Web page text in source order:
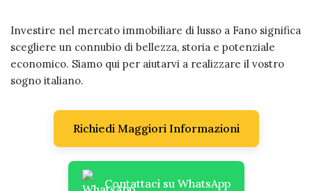
Investire nel mercato immobiliare di lusso a Fano significa
scegliere un connubio di bellezza, storia e potenziale
economico. Siamo qui per aiutarvi a realizzare il vostro
sogno italiano.
Richiedi Maggiori Informazioni
Contattaci su WhatsApp